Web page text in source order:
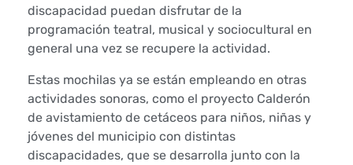
a
m
a
c
i
discapacidad puedan disfrutar de la
programación teatral, musical y sociocultural en
general una vez se recupere la actividad.
Estas mochilas ya se están empleando en otras
actividades sonoras, como el proyecto Calderón
de avistamiento de cetáceos para niños, niñas y
jóvenes del municipio con distintas
discapacidades, que se desarrolla junto con la